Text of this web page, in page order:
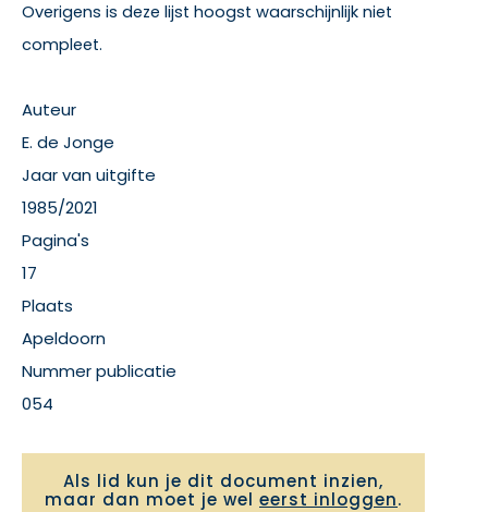
Overigens is deze lijst hoogst waarschijnlijk niet
compleet.
Auteur
E. de Jonge
Jaar van uitgifte
1985/2021
Pagina's
17
Plaats
Apeldoorn
Nummer publicatie
054
Als lid kun je dit document inzien,
maar dan moet je wel eerst inloggen.